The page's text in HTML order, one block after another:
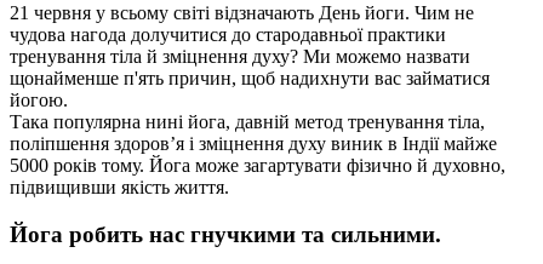
21 червня у всьому світі відзначають День йоги. Чим не
чудова нагода долучитися до стародавньої практики
тренування тіла й зміцнення духу? Ми можемо назвати
щонайменше п'ять причин, щоб надихнути вас займатися
йогою.
Така популярна нині йога, давній метод тренування тіла,
поліпшення здоров’я і зміцнення духу виник в Індії майже
5000 років тому. Йога може загартувати фізично й духовно,
підвищивши якість життя.
Йога робить нас гнучкими та сильними.